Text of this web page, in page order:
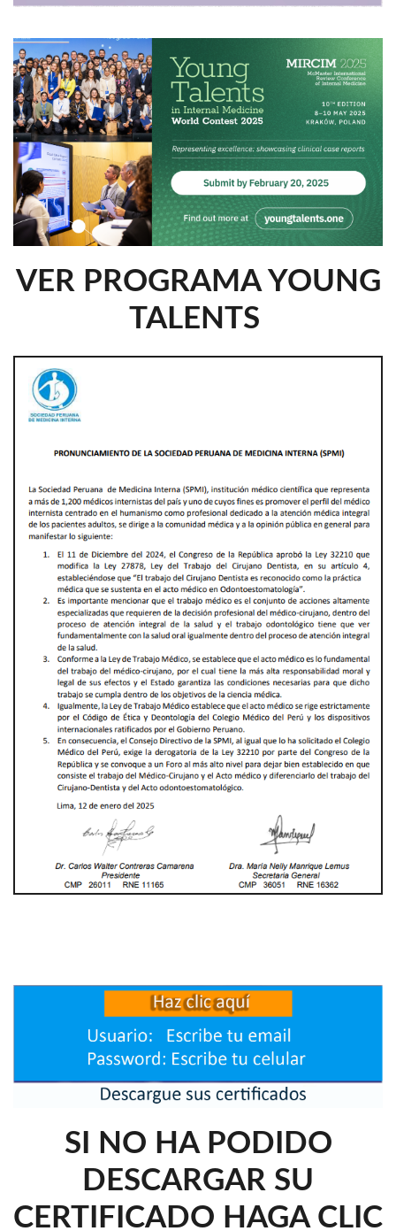
VER PROGRAMA YOUNG
TALENTS
SI NO HA PODIDO
DESCARGAR SU
CERTIFICADO HAGA CLIC